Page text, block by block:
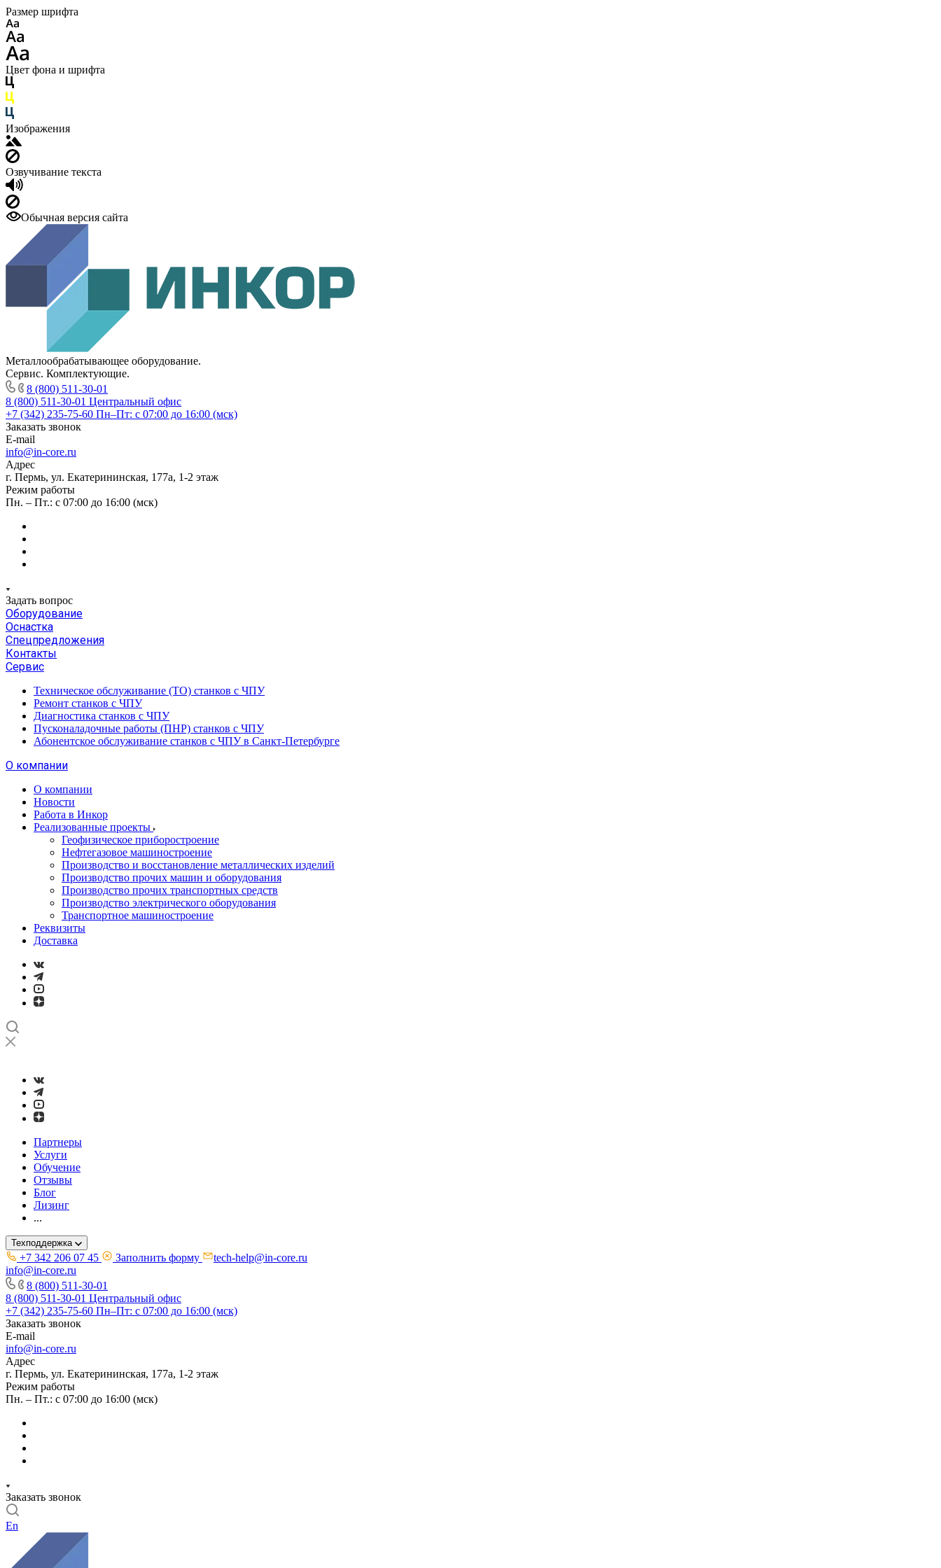
Размер шрифта
Цвет фона и шрифта
Изображения
Озвучивание текста
Обычная версия сайта
Металлообрабатывающее оборудование.
Сервис. Комплектующие.
8 (800) 511-30-01
8 (800) 511-30-01 Центральный офис
+7 (342) 235-75-60 Пн–Пт: с 07:00 до 16:00 (мск)
Заказать звонок
E-mail
info@in-core.ru
Адрес
г. Пермь, ул. ​Екатерининская, 177а, ​1-2 этаж
Режим работы
Пн. – Пт.: с 07:00 до 16:00 (мск)
Задать вопрос
Оборудование
Оснастка
Спецпредложения
Контакты
Сервис
Техническое обслуживание (ТО) станков с ЧПУ
Ремонт станков с ЧПУ
Диагностика станков с ЧПУ
Пусконаладочные работы (ПНР) станков с ЧПУ
Абонентское обслуживание станков с ЧПУ в Санкт-Петербурге
О компании
О компании
Новости
Работа в Инкор
Реализованные проекты
Геофизическое приборостроение
Нефтегазовое машиностроение
Производство и восстановление металлических изделий
Производство прочих машин и оборудования
Производство прочих транспортных средств
Производство электрического оборудования
Транспортное машиностроение
Реквизиты
Доставка
Партнеры
Услуги
Обучение
Отзывы
Блог
Лизинг
...
Техподдержка
+7 342 206 07 45 Заполнить форму
tech-help@in-core.ru
info@in-core.ru
8 (800) 511-30-01
8 (800) 511-30-01 Центральный офис
+7 (342) 235-75-60 Пн–Пт: с 07:00 до 16:00 (мск)
Заказать звонок
E-mail
info@in-core.ru
Адрес
г. Пермь, ул. ​Екатерининская, 177а, ​1-2 этаж
Режим работы
Пн. – Пт.: с 07:00 до 16:00 (мск)
Заказать звонок
En